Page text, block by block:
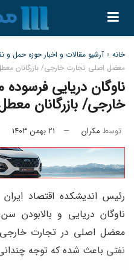
خانه » آرشیو مقالات و اخبار حوزه حمل و
معضل اصلی تجارت خارجی/ بازرگانان
ناوگان دریایی
خارجی/ بازرگانان
توسط مکران ۲۱ بهمن ۱۴۰۳
رئیس اندیشکده‌ اقتصاد
معضل اصلی در تجارت
نفتی باعث شده که توجه